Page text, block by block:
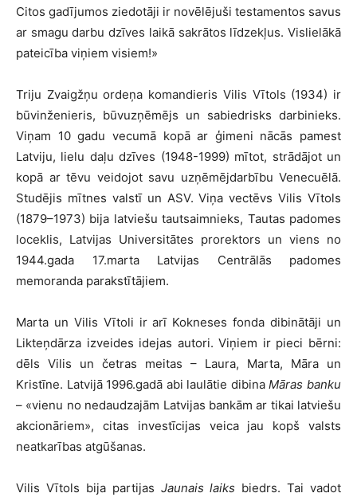
Citos gadījumos ziedotāji ir novēlējuši testamentos savus
ar smagu darbu dzīves laikā sakrātos līdzekļus. Vislielākā
pateicība viņiem visiem!»
Triju Zvaigžņu ordeņa komandieris Vilis Vītols (1934) ir
būvinženieris, būvuzņēmējs un sabiedrisks darbinieks.
Viņam 10 gadu vecumā kopā ar ģimeni nācās pamest
Latviju, lielu daļu dzīves (1948-1999) mītot, strādājot un
kopā ar tēvu veidojot savu uzņēmējdarbību Venecuēlā.
Studējis mītnes valstī un ASV. Viņa vectēvs Vilis Vītols
(1879–1973) bija latviešu tautsaimnieks, Tautas padomes
loceklis, Latvijas Universitātes prorektors un viens no
1944.gada 17.marta Latvijas Centrālās padomes
memoranda parakstītājiem.
Marta un Vilis Vītoli ir arī Kokneses fonda dibinātāji un
Likteņdārza izveides idejas autori. Viņiem ir pieci bērni:
dēls Vilis un četras meitas – Laura, Marta, Māra un
Kristīne. Latvijā 1996.gadā abi laulātie dibinaMāras banku
– «vienu no nedaudzajām Latvijas bankām ar tikai latviešu
akcionāriem», citas investīcijas veica jau kopš valsts
neatkarības atgūšanas.
Vilis Vītols bija partijas Jaunais laiks biedrs. Tai vadot